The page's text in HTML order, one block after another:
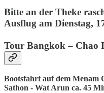
Bitte an der Theke
Ausflug am Dienstag,
Tour Bangkok– Chao
Bootsfahrt auf dem Menam
Sathon - Wat Arun ca. 45